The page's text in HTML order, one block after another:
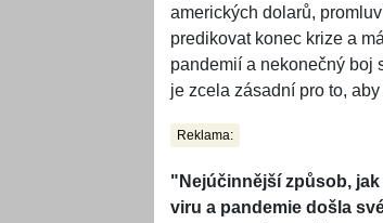
amerických dolarů,
predikovat konec krize a
pandemií a nekonečný boj
je zcela zásadní pro to,
Reklama:
"Nejúčinnější způsob,
viru a pandemie došla